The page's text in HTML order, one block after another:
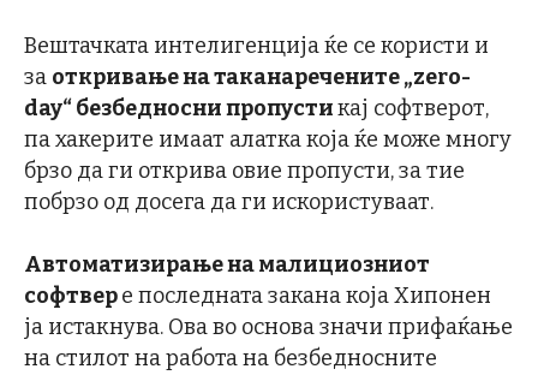
Вештачката интелигенција ќе се користи и
за откривање на таканаречените „zero-
day“ безбедносни пропустикај софтверот,
па хакерите имаат алатка која ќе може многу
брзо да ги открива овие пропусти, за тие
побрзо од досега да ги искористуваат.
Автоматизирање на малициозниот
софтвере последната закана која Хипонен
ја истакнува. Ова во основа значи прифаќање
на стилот на работа на безбедносните